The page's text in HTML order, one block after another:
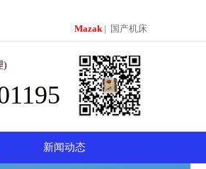
Mazak| 国产机床
)
新闻动态